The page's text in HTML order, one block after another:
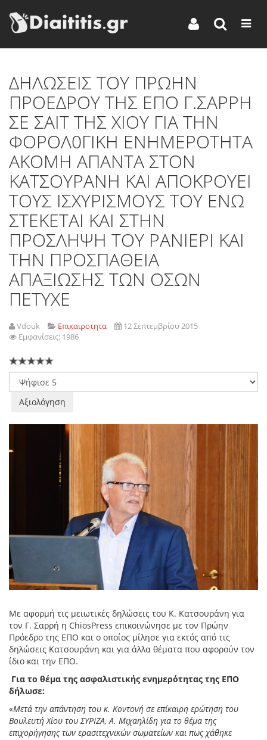
ΔΗΛΩΣΕΙΣ ΤΟΥ ΠΡΩΗΝ
ΠΡΟΕΔΡΟΥ ΤΗΣ ΕΠΟ Γ.ΣΑΡΡΗ
ΣΕ ΣΑΙΤ ΤΗΣ ΧΙΟΥ ΓΙΑ ΤΗΝ
ΦΟΡΟΛ0ΓΙΚΗ ΕΝΗΜΕΡΟΤΗΤΑ
ΑΚΟΜΗ ΑΠΑΝΤΑ ΣΤΟΝ
ΚΑΤΣΟΥΡΑΝΗ ΚΑΙ ΑΠΟΚΡΟΥΕΙ
ΤΟΥΣ ΙΣΧΥΡΙΣΜΟΥΣ ΤΟΥ ΕΝΩ
ΣΤΕΚΕΤΑΙ ΚΑΙ ΣΤΗΝ
ΠΡΟΣΛΗΨΗ ΤΟΥ ΡΑΝΙΕΡΙ ΚΑΙ
ΤΗΝ ΠΡΟΣΠΑΘΕΙΑ
ΑΠΑΞΙΩΣΗΣ ΤΩΝ ΟΣΩΝ
ΠΕΤΥΧΕ
Vdouk Επικαιροτητα
12 Σεπτεμβρίου 2015
Εμφανίσεις: 1986
Παρακαλώ
αξιολογήστε
Με αφορμή τις μειωτικές δηλώσεις του Κ. Κατσουράνη για
τον Γ. Σαρρή η ChiosPress επικοινώνησε με τον Πρώην
Πρόεδρο της ΕΠΟ και ο οποίος μίλησε για εκτός από τις
δηλώσεις Κατσουράνη και για άλλα θέματα που αφορούν τον
ίδιο και την ΕΠΟ.
Για το θέμα της ασφαλιστικής ενημερότητας της ΕΠΟ
δήλωσε:
«Μετά την απάντηση του κ. Κοντονή σε επίκαιρη ερώτηση του
Βουλευτή Χίου του ΣΥΡΙΖΑ, Α. Μιχαηλίδη για το θέμα της
επιχορήγησης των ερασιτεχνικών σωματείων και πως χάθηκε